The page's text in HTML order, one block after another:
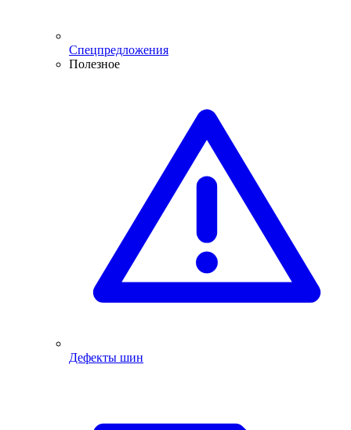
Спецпредложения
Полезное
Дефекты шин